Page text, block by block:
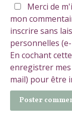
Merci de
mon
inscrire sans
personnelles
En cochant
enregistrer
mail) pour être
Poster